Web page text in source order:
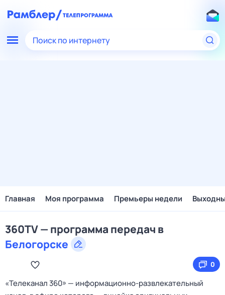
Поиск по интернету
Главная Моя программа Премьеры недели
360TV — программа передач в
Белогорске
0
«Телеканал 360» — информационно‑развлекательный